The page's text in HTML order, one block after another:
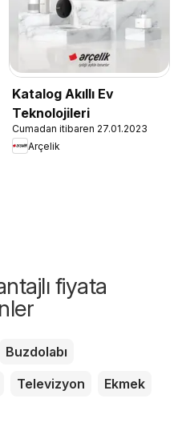
Katalog Akıllı Ev
Teknolojileri
Cumadan itibaren 27.01.2023
Arçelik
fiyata
Buzdolabı
Televizyon
Ekmek